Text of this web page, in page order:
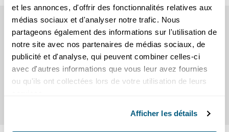
et les annonces, d'offrir des fonctionnalités relatives aux
médias sociaux et d'analyser notre trafic. Nous
partageons également des informations sur l'utilisation de
notre site avec nos partenaires de médias sociaux, de
publicité et d'analyse, qui peuvent combiner celles-ci
avec d'autres informations que vous leur avez fournies
ou qu'ils ont collectées lors de votre utilisation de leurs
Afficher les détails
Mon adresse e-mail a-t-elle été piratée ?
Il est toujours utile de vérifier si vos données personnelles ont
été compromises. Avec notre outil de vérification d’e-mail,
vous pouvez savoir, en quelques secondes, si votre adresse
figure dans une fuite de données connue.